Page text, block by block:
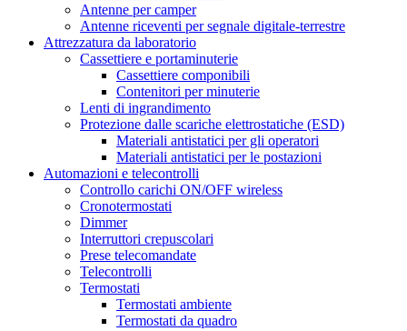
Antenne per camper
Antenne riceventi per segnale digitale-terrestre
Attrezzatura da laboratorio
Cassettiere e portaminuterie
Cassettiere componibili
Contenitori per minuterie
Lenti di ingrandimento
Protezione dalle scariche elettrostatiche (ESD)
Materiali antistatici per gli operatori
Materiali antistatici per le postazioni
Automazioni e telecontrolli
Controllo carichi ON/OFF wireless
Cronotermostati
Dimmer
Interruttori crepuscolari
Prese telecomandate
Telecontrolli
Termostati
Termostati ambiente
Termostati da quadro